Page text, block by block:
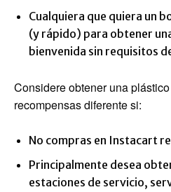
Cualquiera que quiera un
(y rápido) para obtener
bienvenida sin requisitos
Considere obtener una
recompensas diferente si:
No compras en Instacart
Principalmente desea
estaciones de servicio,